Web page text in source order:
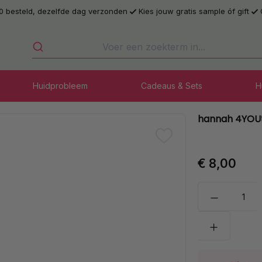
besteld, dezelfde dag verzonden Kies jouw gratis sample óf gift
Huidprobleem Cadeaus & Sets
hannah
€ 8,00